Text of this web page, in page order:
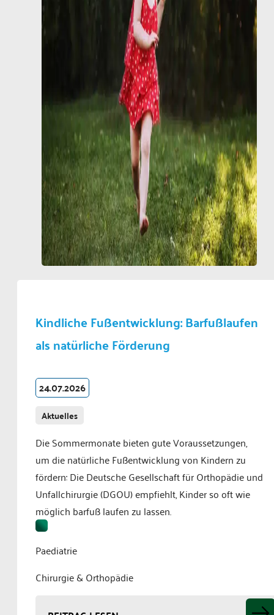
Kindliche Fußentwicklung: Barfußlaufen
als natürliche Förderung
24.07.2026
Aktuelles
Die Sommermonate bieten gute Voraussetzungen,
um die natürliche Fußentwicklung von Kindern zu
fördern: Die Deutsche Gesellschaft für Orthopädie und
Unfallchirurgie (DGOU) empfiehlt, Kinder so oft wie
möglich barfuß laufen zu lassen.
Paediatrie
Chirurgie & Orthopädie